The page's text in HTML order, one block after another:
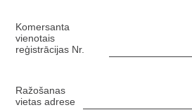
Komersanta
vienotais
reģistrācijas Nr.
Ražošanas
vietas adrese